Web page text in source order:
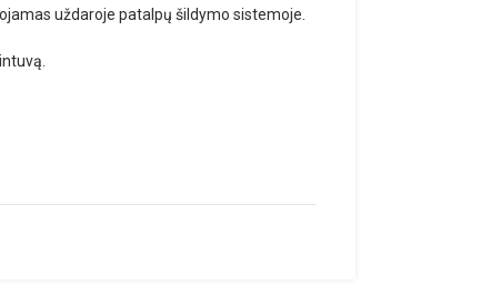
uždaroje patalpų šildymo sistemoje.